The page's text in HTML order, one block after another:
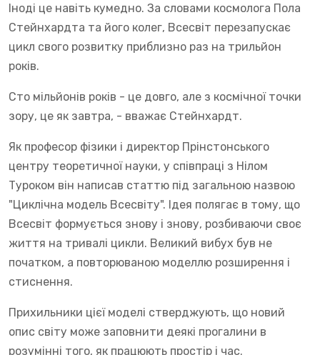
Іноді це навіть кумедно. За словами космолога Пола
Стейнхардта та його колег, Всесвіт перезапускає
цикл свого розвитку приблизно раз на трильйон
років.
Сто мільйонів років - це довго, але з космічної точки
зору, це як завтра, - вважає Стейнхардт.
Як професор фізики і директор Прінстонського
центру теоретичної науки, у співпраці з Нілом
Туроком він написав статтю під загальною назвою
"Циклічна модель Всесвіту". Ідея полягає в тому, що
Всесвіт формується знову і знову, розбиваючи своє
життя на тривалі цикли. Великий вибух був не
початком, а повторюваною моделлю розширення і
стиснення.
Прихильники цієї моделі стверджують, що новий
опис світу може заповнити деякі прогалини в
розумінні того, як працюють простір і час.